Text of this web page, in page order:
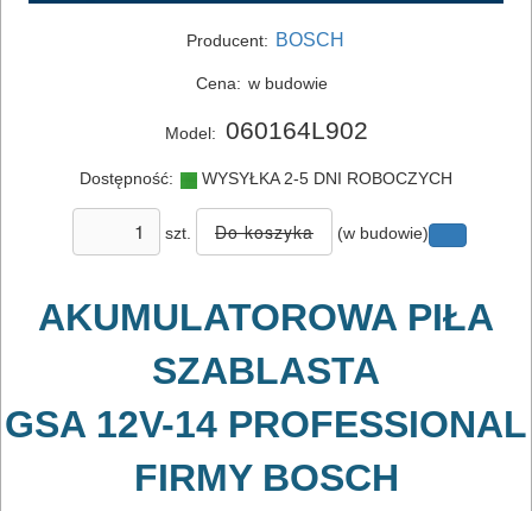
SIECIOWE
Producent: BOSCH
Cena: w budowie
Model: 060164L902
Dostępność: WYSYŁKA 2-5 DNI ROBOCZYCH
szt. (w budowie)
AKUMULATOROWA PIŁA
SZABLASTA
GSA 12V-14 PROFESSIONAL
FIRMY BOSCH